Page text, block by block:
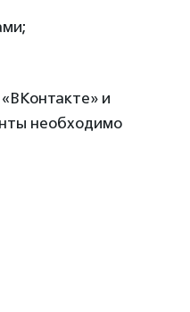
и
необходимо